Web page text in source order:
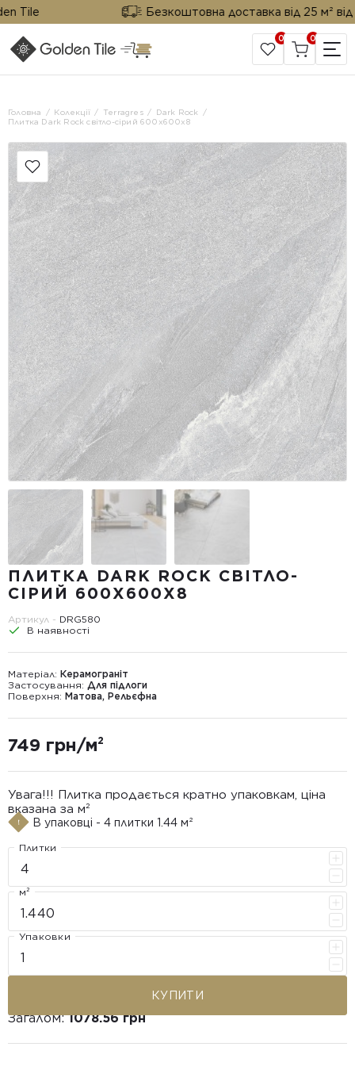
Безкоштовна доставка від 25 м² від
САЙТ КОМПАНІЇ
0 0
Головна Колекції Terragres
Dark Rock
Плитка Dark Rock світло-сірий 600х600х8
ПЛИТКА DARK ROCK СВІТЛО-
СІРИЙ 600Х600Х8
Артикул - DRG580
В наявності
Матеріал: Керамограніт
Застосування: Для підлоги
Поверхня: Матова, Рельєфна
749 грн/м²
Увага!!! Плитка продається кратно упаковкам, ціна
вказана за м²
В упаковці - 4 плитки 1.44 м²
Плитки
м²
Упаковки
КУПИТИ
Загалом:1078.56 грн